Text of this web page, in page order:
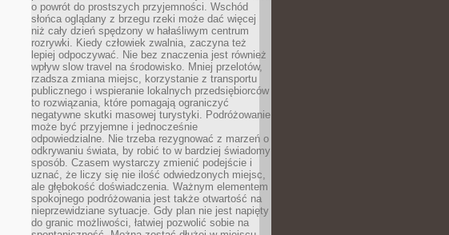
o powrót do prostszych przyjemności. Wschód
słońca oglądany z brzegu rzeki może dać więcej
niż cały dzień spędzony w hałaśliwym centrum
rozrywki. Kiedy człowiek zwalnia, zaczyna też
lepiej odpoczywać. Nie bez znaczenia jest również
wpływ slow travel na środowisko. Mniej przelotów,
rzadsza zmiana miejsc, korzystanie z transportu
publicznego i wspieranie lokalnych przedsiębiorców
to rozwiązania, które pomagają ograniczyć
negatywne skutki masowej turystyki. Podróżowanie
może być przyjemne i jednocześnie
odpowiedzialne. Nie trzeba rezygnować z marzeń o
odkrywaniu świata, by robić to w bardziej świadomy
sposób. Czasem wystarczy zmienić podejście i
uznać, że liczy się nie ilość odwiedzonych miejsc,
ale głębokość doświadczenia. Ważnym elementem
spokojnego podróżowania jest także otwartość na
nieprzewidziane sytuacje. Gdy plan nie jest napięty
do granic możliwości, łatwiej pozwolić sobie na